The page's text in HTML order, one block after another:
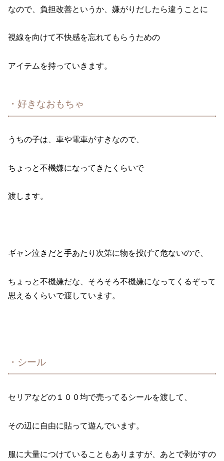
なので、負担改善というか、嫌がりだしたら違うことに
視線を向けて不快感を忘れてもらうための
アイテムを持っていきます。
・好きなおもちゃ
うちの子は、車や電車がすきなので、
ちょっと不機嫌になってきたくらいで
渡します。
ギャン泣きだと手あたり次第に物を投げて危ないので、
ちょっと不機嫌だな、そろそろ不機嫌になってくるぞって
思えるくらいで渡しています。
・シール
セリアなどの１００均で売ってるシールを渡して、
その辺に自由に貼って遊んでいます。
服に大量につけていることもありますが、あとで剥がすの